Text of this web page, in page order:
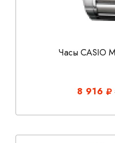
Часы CASIO
8 916